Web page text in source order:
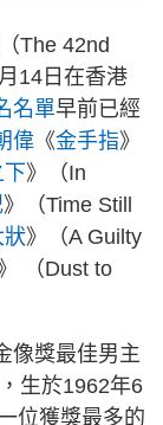
（The 42nd
14日在香港
名單早前已經
偉 《金手指》
》（In
》（Time Still
狀》（A Guilty
（Dust to
像獎最佳男主
生於1962年6
位獲獎最多的